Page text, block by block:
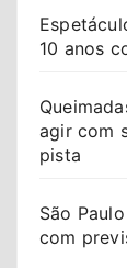
10 anos
agir com
pista
São
com